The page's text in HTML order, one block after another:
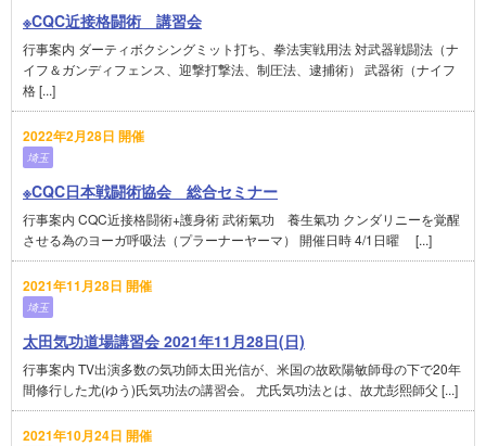
※CQC近接格闘術 講習会
行事案内 ダーティボクシングミット打ち、拳法実戦用法 対武器戦闘法（ナ
イフ＆ガンディフェンス、迎撃打撃法、制圧法、逮捕術） 武器術（ナイフ
格 [...]
2022年2月28日 開催
埼玉
※CQC日本戦闘術協会 総合セミナー
行事案内 CQC近接格闘術+護身術 武術氣功 養生氣功 クンダリニーを覚醒
させる為のヨーガ呼吸法（プラーナーヤーマ） 開催日時 4/1日曜 [...]
2021年11月28日 開催
埼玉
太田気功道場講習会 2021年11月28日(日)
行事案内 TV出演多数の気功師太田光信が、米国の故欧陽敏師母の下で20年
間修行した尤(ゆう)氏気功法の講習会。 尤氏気功法とは、故尤彭熙師父 [...]
2021年10月24日 開催